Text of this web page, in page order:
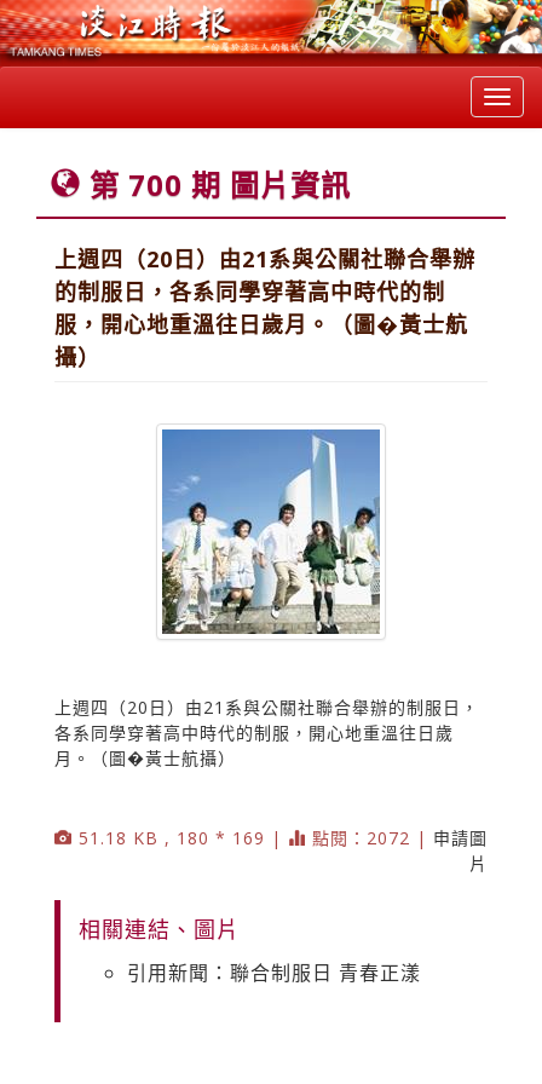
第 700 期 圖片資訊
上週四（20日）由21系與公關社聯合舉辦
的制服日，各系同學穿著高中時代的制
服，開心地重溫往日歲月。（圖�黃士航
攝）
上週四（20日）由21系與公關社聯合舉辦的制服日，
各系同學穿著高中時代的制服，開心地重溫往日歲
月。（圖�黃士航攝）
51.18 KB , 180 * 169 | 點閱：2072 | 申請圖
片
相關連結、圖片
引用新聞：聯合制服日 青春正漾